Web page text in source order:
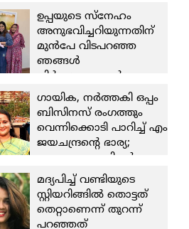
ഉപ്പയുടെ സ്നേഹം
അനുഭവിച്ചറിയുന്നതിന്
മുന്‍പേ വിടപറഞ്ഞ
ഞങ്ങള്‍
നിര്‍ഭാഗ്യവാന്മാര്‍;
രണ്ടാമത്തെ കുഞ്ഞിന്റെ
കണ്ണുകളിലേക്ക്
നോക്കുമ്പോള്‍,
അങ്ങയുടെ ഒരു അംശം
കാണാന്‍ കഴിയുന്നു; ഉപ്പ
പിന്നിടുമ്പോള്‍
കുറിപ്പുമായി ഷംനാ
കാസിം..
8 August 2026
ഗായിക, നര്‍ത്തകി ഒപ്പം
ബിസിനസ് രംഗത്തും
വെന്നിക്കൊടി പാറിച്ച് എം
ജയചന്ദ്രന്റെ ഭാര്യ;
കൈപ്പുണ്യത്തിന്റെ
കലവറയൊരുക്കി മംഗല്യ
കാറ്ററിങ്
തിരുവനന്തപുരത്തുകാര്‍ക്ക്
പ്രിയയിലൂടെ മനസും
മദ്യപിച്ച് വണ്ടിയുടെ
സ്റ്റിയറിങ്ങില്‍ തൊട്ടത്
തെറ്റാണെന്ന് തുറന്ന്
പറഞ്ഞത്